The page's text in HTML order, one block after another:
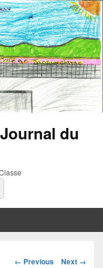
du
Image
← Previous Next →